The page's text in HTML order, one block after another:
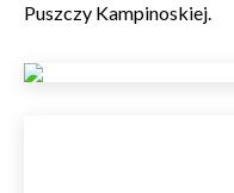
Puszczy Kampinoskiej.